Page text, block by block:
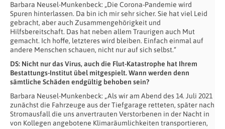
Barbara Neusel-Munkenbeck: „Die Corona-Pandemie wird
Spuren hinterlassen. Da bin ich mir sehr sicher. Sie hat viel Leid
gebracht, aber auch Zusammengehörigkeit und
Hilfsbereitschaft. Das hat neben allem Traurigen auch Mut
gemacht. Ich hoffe, letzteres wird bleiben. Einfach einmal auf
andere Menschen schauen, nicht nur auf sich selbst.“
DS: Nicht nur das Virus, auch die Flut-Katastrophe hat Ihrem
Bestattungs-Institut übel mitgespielt. Wann werden denn
sämtliche Schäden endgültig behoben sein?
Barbara Neusel-Munkenbeck: „Als wir am Abend des 14. Juli 2021
zunächst die Fahrzeuge aus der Tiefgarage retteten, später nach
Stromausfall die uns anvertrauten Verstorbenen in der Nacht in
von Kollegen angebotene Klimaräumlichkeiten transportieren,